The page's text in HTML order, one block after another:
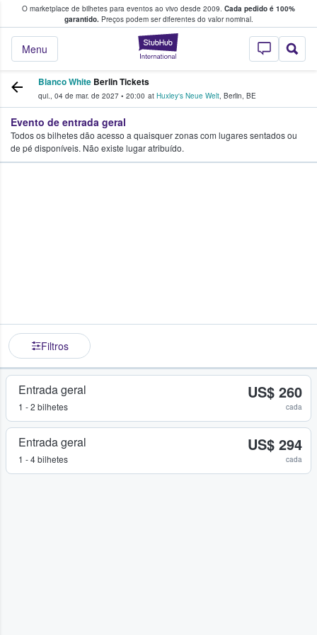
O marketplace de bilhetes para eventos ao vivo desde 2009. Cada pedido é 100%
garantido.Preços podem ser diferentes do valor nominal.
StubHub – onde
Menu
fãs compram e vendem bilhetes
Blanco White Berlin Tickets
qui., 04 de mar. de 2027 • 20:00 at Huxley's Neue Welt, Berlin, BE
Evento de entrada geral
Todos os bilhetes dão acesso a quaisquer zonas com lugares sentados ou
de pé disponíveis. Não existe lugar atribuído.
Filtros
Entrada geral
1 - 2 bilhetes
US$ 260
cada
Entrada geral
1 - 4 bilhetes
US$ 294
cada